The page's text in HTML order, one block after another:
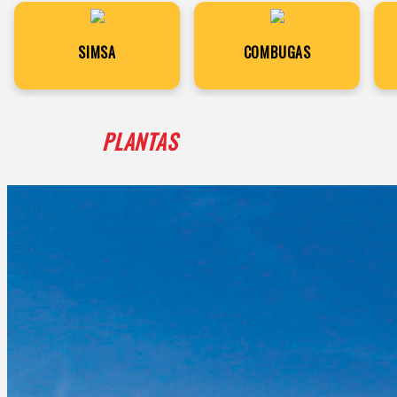
SIMSA COMBUGAS
PLANTAS